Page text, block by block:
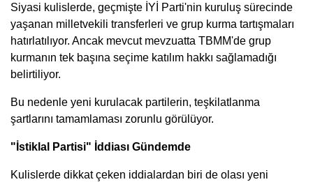
Siyasi kulislerde, geçmişte İYİ Parti'nin kuruluş sürecinde
yaşanan milletvekili transferleri ve grup kurma tartışmaları
hatırlatılıyor. Ancak mevcut mevzuatta TBMM'de grup
kurmanın tek başına seçime katılım hakkı sağlamadığı
belirtiliyor.
Bu nedenle yeni kurulacak partilerin, teşkilatlanma
şartlarını tamamlaması zorunlu görülüyor.
"İstiklal Partisi" İddiası Gündemde
Kulislerde dikkat çeken iddialardan biri de olası yeni